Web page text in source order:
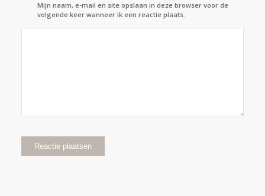
Mijn naam, e-mail en site opslaan in deze browser voor de
volgende keer wanneer ik een reactie plaats.